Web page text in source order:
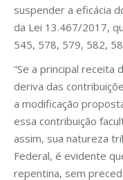
suspender a eficácia
da Lei 13.467/2017,
545, 578, 579, 582,
“Se a principal receita
deriva das
a modificação
essa contribuição
assim, sua natureza
Federal, é evidente
repentina, sem